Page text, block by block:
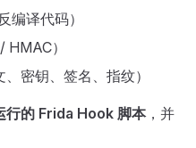
编译代码）
）
密钥、签名、指纹）
行的 Frida Hook 脚本，并